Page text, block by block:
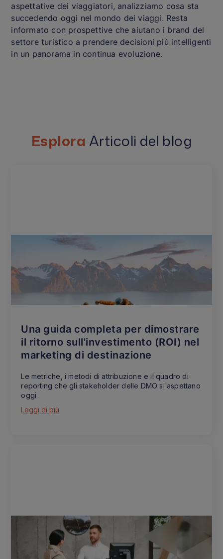
aspettative dei viaggiatori, analizziamo cosa sta
succedendo oggi nel mondo dei viaggi. Resta
informato con prospettive che aiutano i brand del
settore turistico a prendere decisioni più intelligenti
in un panorama in continua evoluzione.
Esplora Articoli del blog
Una guida completa per dimostrare
il ritorno sull'investimento (ROI) nel
marketing di destinazione
Le metriche, i metodi di attribuzione e il quadro di
reporting che gli stakeholder delle DMO si aspettano
oggi.
Leggi di più